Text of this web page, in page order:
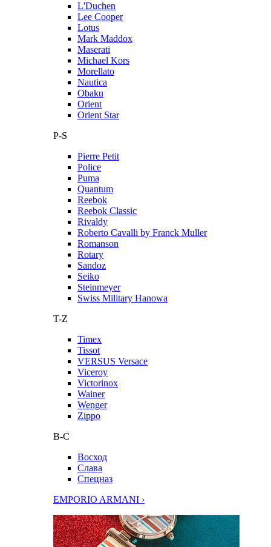
L'Duchen
Lee Cooper
Lotus
Mark Maddox
Maserati
Michael Kors
Morellato
Nautica
Obaku
Orient
Orient Star
P-S
Pierre Petit
Police
Puma
Quantum
Reebok
Reebok Classic
Rivaldy
Roberto Cavalli by Franck Muller
Romanson
Rotary
Sandoz
Seiko
Steinmeyer
Swiss Military Hanowa
T-Z
Timex
Tissot
VERSUS Versace
Viceroy
Victorinox
Wainer
Wenger
Zippo
В-С
Восход
Слава
Спецназ
EMPORIO ARMANI ›